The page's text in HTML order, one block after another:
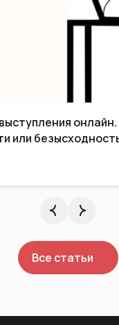
к победе –
Все статьи